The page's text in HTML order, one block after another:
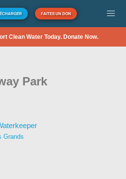
FAITES UN DON
Clean Water Today. Donate Now.
Park
Grands